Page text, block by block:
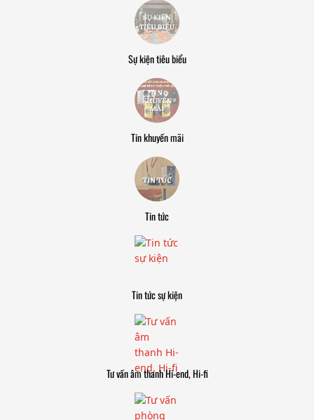
Sự kiện tiêu biểu
Tin khuyến mãi
Tin tức
Tin tức sự kiện
Tư vấn âm thanh Hi-end, Hi-fi